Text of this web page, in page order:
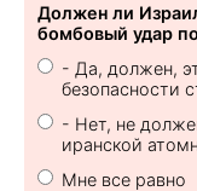
Должен ли
бомбовый удар
- Да, должен,
безопасности
- Нет, не
иранской
Мне все равно